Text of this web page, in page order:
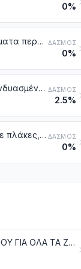
0%
Δέρματα παρασκευασμένα μετά τη δέψη ή μετά την αποξήρανση· δέρματα περγαμηνοειδή, άλλων ζώων, αποτριχωμένα, και δέρματα παρασκευασμένα μετά τη δέψη και δέρματα περγαμηνοειδή, αποτριχωμένων ζώων, έστω και σχισμένα κατά μήκος, άλλα από εκείνα της κλάσης 4114 ΔΑΣΜΌΣ
0%
Δέρματα κατεργασμένα με λάδι (στα οποία περιλαμβάνεται και το συνδυασμένο δέρμα αγριοκάτσικου). Δέρματα βερνικωμένα (λουστρίνια) ή επιστρωμένα. Δέρματα επιμεταλλωμένα ΔΑΣΜΌΣ
2.5%
Δέρμα ανασχηματισμένο, με βάση το δέρμα ή τις ίνες του δέρματος, σε πλάκες, φύλλα ή ταινίες, έστω και περιτυλιγμένα. Αποκόμματα και άλλα απορρίμματα από δέρματα ή από δέρματα παρασκευασμένα, ή από ανασχηματισμένο δέρμα, που δεν μπορούν να χρησιμοποιηθούν για την κατασκευή τεχνουργημάτων από δέρμα. Πριονίδι, σκόνη και αλεύρι από δέρμα ΔΑΣΜΌΣ
0%
ΤΕΧΝΟΥΡΓΗΜΑΤΑ ΑΠΟ ΔΕΡΜΑ. ΕΙΔΗ ΣΕΛΟΠΟΙΙΑΣ ΚΑΙ ΛΟΙΠΟΥ ΕΞΟΠΛΙΣΜΟΥ ΓΙΑ ΟΛΑ ΤΑ ΖΩΑ. ΕΙΔΗ ΤΑΞΙΔΙΟΥ, ΣΑΚΙΔΙΑ ΧΕΡΙΟΥ ΚΑΙ ΠΑΡΟΜΟΙΑ. ΤΕΧΝΟΥΡΓΗΜΑΤΑ ΑΠΟ ΕΝΤΕΡΑ [ΕΚΤΟΣ ΑΠΟ ΤΡΙΧΕΣ ΑΛΙΕΙΑΣ (ΜΕΣΣΗΝΕΖΕΣ)]